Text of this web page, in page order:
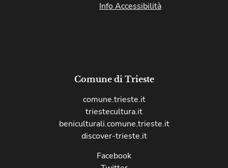
Info Accessibilità
Comune di Trieste
comune.trieste.it
triestecultura.it
beniculturali.comune.trieste.it
discover-trieste.it
Facebook